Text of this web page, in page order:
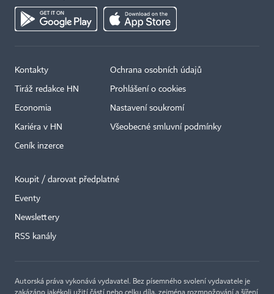
Kontakty
Tiráž redakce HN
Economia
Kariéra v HN
Ceník inzerce
Ochrana osobních údajů
Prohlášení o cookies
Nastavení soukromí
Všeobecné smluvní podmínky
Koupit / darovat předplatné
Eventy
Newslettery
RSS kanály
Autorská práva vykonává vydavatel. Bez písemného svolení vydavatele je
zakázáno jakékoli užití částí nebo celku díla, zejména rozmnožování a šíření